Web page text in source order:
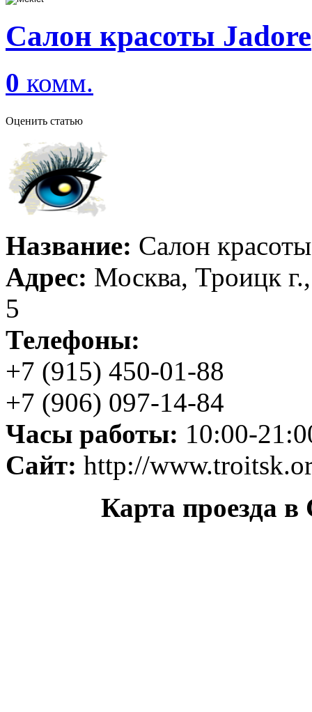
Салон красоты Jadore
0 комм.
Оценить статью
Название: Салон
Адрес: Москва, Троицк
5
Телефоны:
+7 (915) 450-01-88
+7 (906) 097-14-84
Часы работы: 10:00-
Сайт: http://
Карта проезда